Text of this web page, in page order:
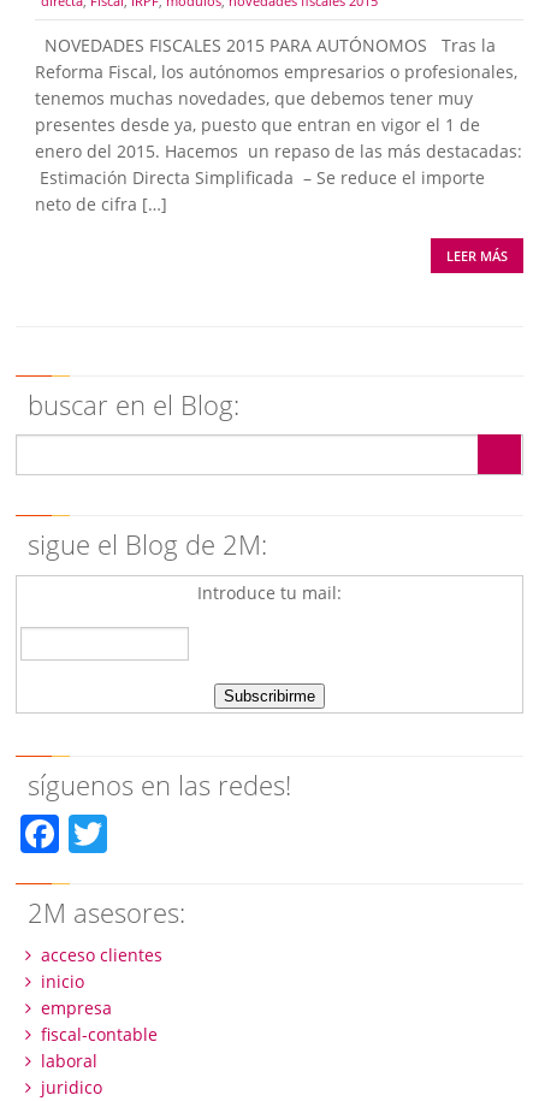
NOVEDADES FISCALES 2015 PARA AUTÓNOMOS Tras la
Reforma Fiscal, los autónomos empresarios o profesionales,
tenemos muchas novedades, que debemos tener muy
presentes desde ya, puesto que entran en vigor el 1 de
enero del 2015. Hacemos un repaso de las más destacadas:
Estimación Directa Simplificada – Se reduce el importe
neto de cifra […]
LEER MÁS
buscar en el Blog:
sigue el Blog de 2M:
Introduce tu mail:
síguenos en las redes!
Facebook
2M asesores:
acceso clientes
inicio
empresa
fiscal-contable
laboral
juridico